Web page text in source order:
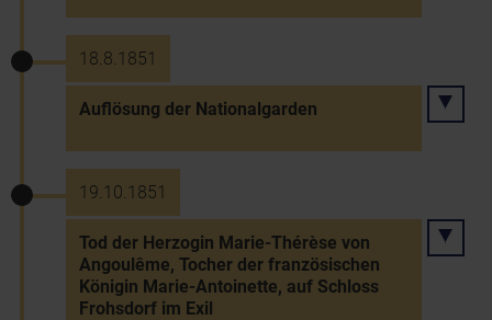
18.8.1851
Auflösung der Nationalgarden
19.10.1851
Tod der Herzogin Marie-Thérèse von
Angoulême, Tocher der französischen
Königin Marie-Antoinette, auf Schloss
Frohsdorf im Exil